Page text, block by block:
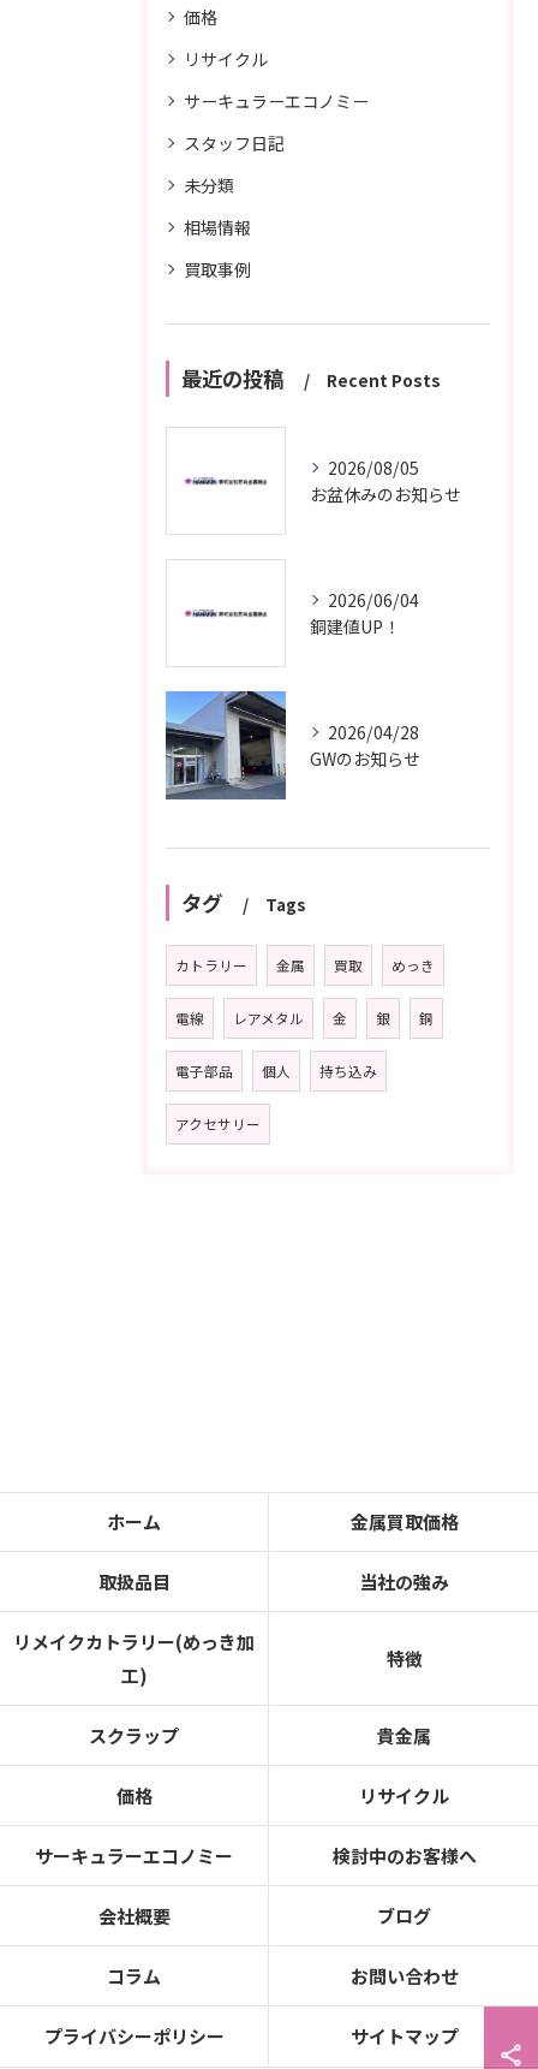
価格
リサイクル
サーキュラーエコノミー
スタッフ日記
未分類
相場情報
買取事例
最近の投稿 Recent Posts
2026/08/05
お盆休みのお知らせ
2026/06/04
銅建値UP！
2026/04/28
GWのお知らせ
タグ Tags
カトラリー 金属 買取 めっき
電線 レアメタル 金 銀 銅
電子部品 個人 持ち込み
アクセサリー
ホーム 金属買取価格
取扱品目 当社の強み
リメイクカトラリー(めっき加
工)
特徴
スクラップ 貴金属
価格 リサイクル
サーキュラーエコノミー 検討中のお客様へ
会社概要 ブログ
コラム お問い合わせ
プライバシーポリシー サイトマップ